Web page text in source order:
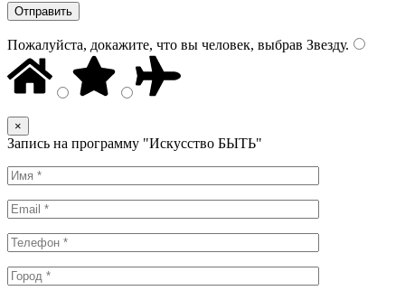
Пожалуйста, докажите, что вы человек, выбрав Звезду.
×
Запись на программу "Искусство БЫТЬ"